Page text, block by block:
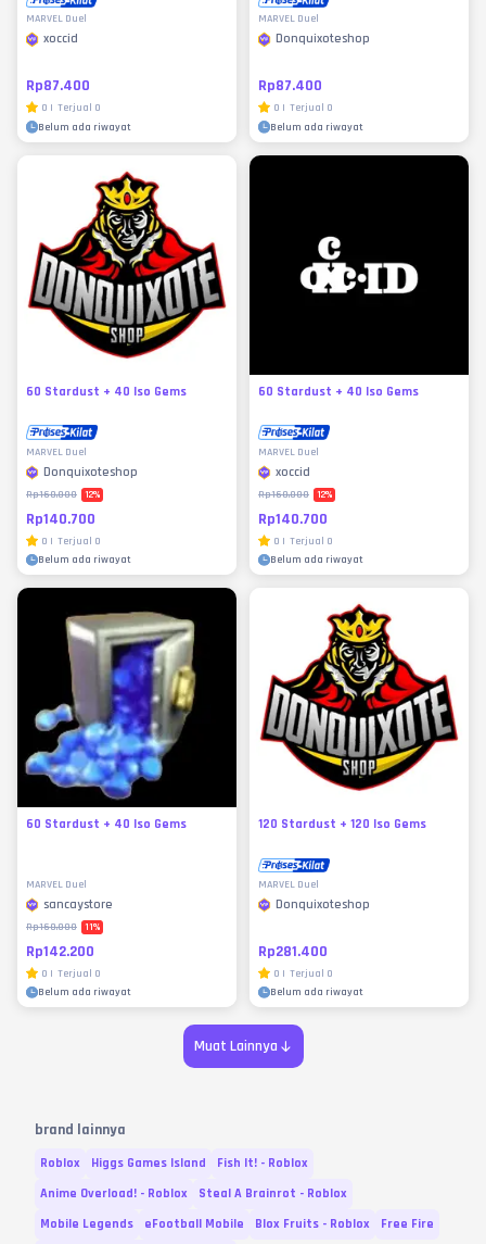
MARVEL Duel
xoccid
Rp87.400
0 | Terjual 0
Belum ada riwayat
MARVEL Duel
Donquixoteshop
Rp87.400
0 | Terjual 0
Belum ada riwayat
60 Stardust + 40 Iso Gems
MARVEL Duel
Donquixoteshop
Rp160.000 12%
Rp140.700
0 | Terjual 0
Belum ada riwayat
60 Stardust + 40 Iso Gems
MARVEL Duel
xoccid
Rp160.000 12%
Rp140.700
0 | Terjual 0
Belum ada riwayat
60 Stardust + 40 Iso Gems
MARVEL Duel
sancaystore
Rp160.000 11%
Rp142.200
0 | Terjual 0
Belum ada riwayat
120 Stardust + 120 Iso Gems
MARVEL Duel
Donquixoteshop
Rp281.400
0 | Terjual 0
Belum ada riwayat
Muat Lainnya
brand lainnya
Roblox Higgs Games Island
Fish It! - Roblox
Anime Overload! - Roblox
Steal A Brainrot - Roblox
Mobile Legends
eFootball Mobile Blox Fruits - Roblox
Free Fire